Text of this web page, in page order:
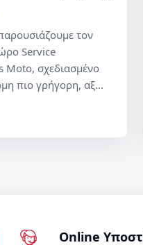
τον
Service
Moto, σχεδιασμένο
πιο γρήγορη, αξ...
Online